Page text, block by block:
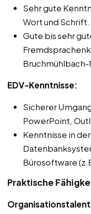
Sehr gute
Wort und Schrift.
Gute bis sehr
Bruchmühlbach-
EDV-Kenntnisse:
Sicherer
PowerPoint,
Kenntnisse in
Bürosoftware
Praktische